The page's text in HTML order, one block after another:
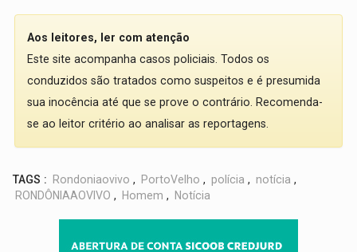
Aos leitores, ler com atenção
Este site acompanha casos policiais. Todos os
conduzidos são tratados como suspeitos e é presumida
sua inocência até que se prove o contrário. Recomenda-
se ao leitor critério ao analisar as reportagens.
TAGS : Rondoniaovivo , PortoVelho , polícia , notícia ,
RONDÔNIAAOVIVO , Homem , Notícia